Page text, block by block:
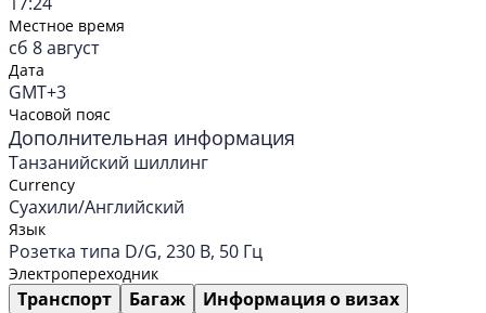
Местное время
сб 8 август
Дата
GMT+3
Часовой пояс
Дополнительная информация
Танзанийский шиллинг
Currency
Суахили/Английский
Язык
Розетка типа D/G, 230 В, 50 Гц
Электропереходник
Транспорт Багаж
Информация о визах